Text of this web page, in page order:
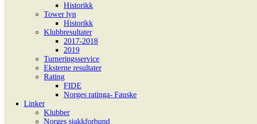
Historikk
Tower lyn
Historikk
Klubbresultater
2017-2018
2019
Turneringsservice
Eksterne resultater
Rating
FIDE
Norges ratinga- Fauske
Linker
Klubber
Norges sjakkforbund